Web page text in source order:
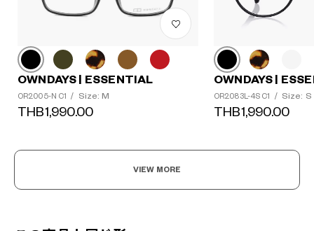
OWNDAYS | ESSENTIAL
OR2005-N C1 / Size: M
THB1,990.00
OWNDAYS |
OR2083L-4S C1 / Size: S
THB1,990.00
VIEW MORE